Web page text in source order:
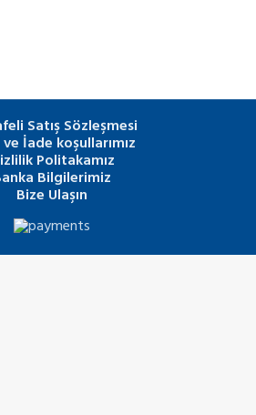
Satış Sözleşmesi
İade koşullarımız
Politakamız
Bilgilerimiz
Bize Ulaşın